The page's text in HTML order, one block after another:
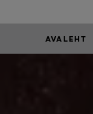
AVALEHT